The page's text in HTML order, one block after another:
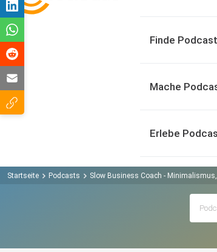
Finde
Mache
Erlebe
Startseite Podcasts Slow Business Coach -